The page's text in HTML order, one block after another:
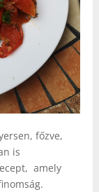
főzve,
is
amely